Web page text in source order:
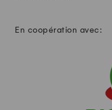
En coopération avec: